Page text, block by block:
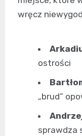
wręcz
ostrości
„brud”
sprawdza